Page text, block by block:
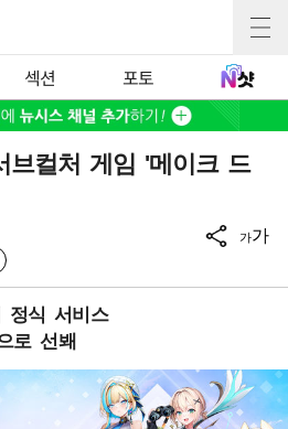
섹션 포토
브컬처 게임 '메이크 드
가가
정식 서비스
로 선봬